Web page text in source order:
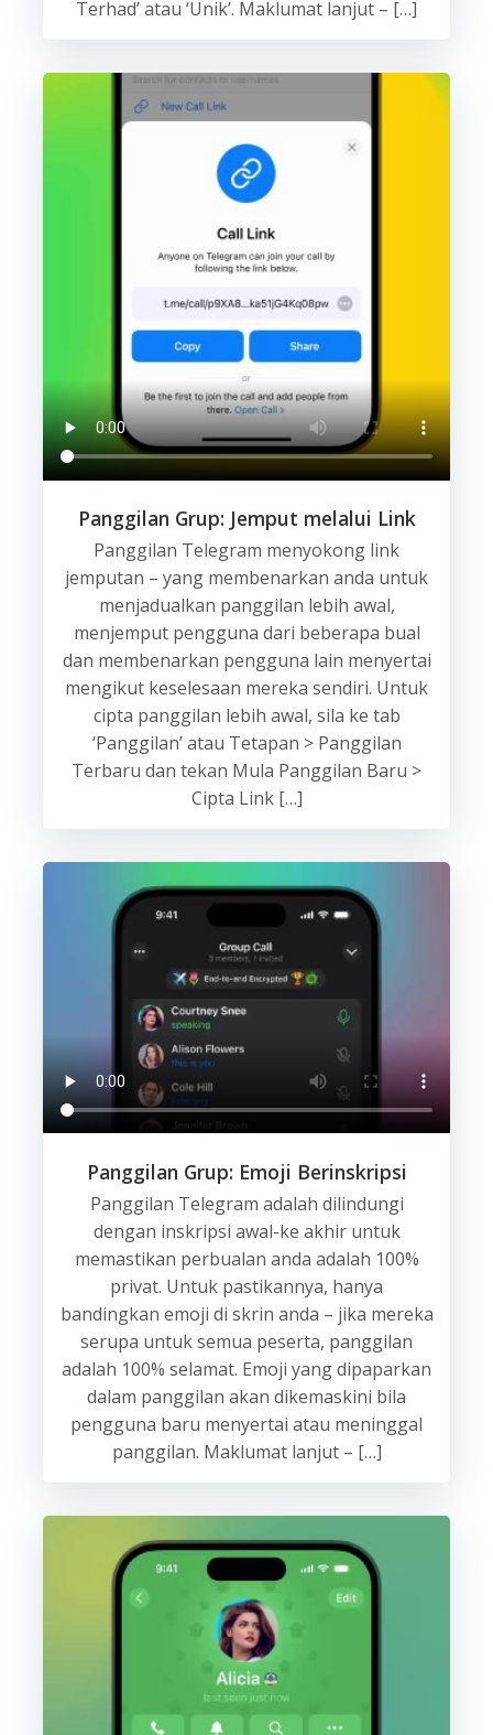
Terhad’ atau ‘Unik’. Maklumat lanjut – […]
Panggilan Grup: Jemput melalui Link
Panggilan Telegram menyokong link
jemputan – yang membenarkan anda untuk
menjadualkan panggilan lebih awal,
menjemput pengguna dari beberapa bual
dan membenarkan pengguna lain menyertai
mengikut keselesaan mereka sendiri. Untuk
cipta panggilan lebih awal, sila ke tab
‘Panggilan’ atau Tetapan > Panggilan
Terbaru dan tekan Mula Panggilan Baru >
Cipta Link […]
Panggilan Grup: Emoji Berinskripsi
Panggilan Telegram adalah dilindungi
dengan inskripsi awal-ke akhir untuk
memastikan perbualan anda adalah 100%
privat. Untuk pastikannya, hanya
bandingkan emoji di skrin anda – jika mereka
serupa untuk semua peserta, panggilan
adalah 100% selamat. Emoji yang dipaparkan
dalam panggilan akan dikemaskini bila
pengguna baru menyertai atau meninggal
panggilan. Maklumat lanjut – […]